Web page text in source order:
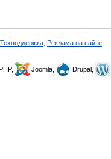
Техподдержка Реклама на сайте
Joomla, Drupal,